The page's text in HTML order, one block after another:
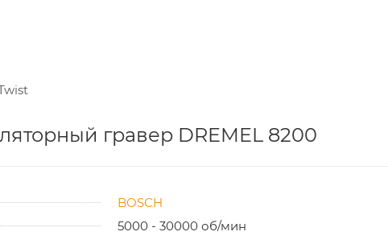
гравер DREMEL 8200
BOSCH
5000 - 30000 об/мин